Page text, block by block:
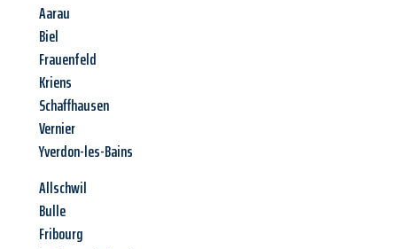
Aarau
Biel
Frauenfeld
Kriens
Schaffhausen
Vernier
Yverdon-les-Bains
Allschwil
Bulle
Fribourg